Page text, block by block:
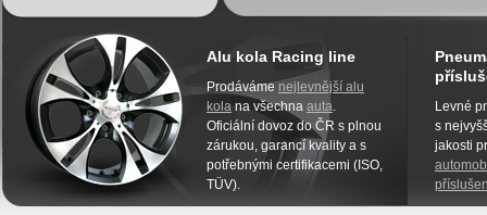
Alu kola Racing line
Prodáváme nejlevnější alu
kola na všechna auta.
Oficiální dovoz do ČR s plnou
zárukou, garancí kvality a s
potřebnými certifikacemi (ISO,
TÜV).
Levné
s
jakosti